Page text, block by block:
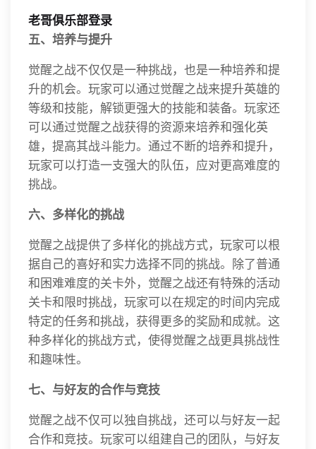
老哥俱乐部登录
五、培养与提升
觉醒之战不仅仅是一种挑战，也是一种培养和提
升的机会。玩家可以通过觉醒之战来提升英雄的
等级和技能，解锁更强大的技能和装备。玩家还
可以通过觉醒之战获得的资源来培养和强化英
雄，提高其战斗能力。通过不断的培养和提升，
玩家可以打造一支强大的队伍，应对更高难度的
挑战。
六、多样化的挑战
觉醒之战提供了多样化的挑战方式，玩家可以根
据自己的喜好和实力选择不同的挑战。除了普通
和困难难度的关卡外，觉醒之战还有特殊的活动
关卡和限时挑战，玩家可以在规定的时间内完成
特定的任务和挑战，获得更多的奖励和成就。这
种多样化的挑战方式，使得觉醒之战更具挑战性
和趣味性。
七、与好友的合作与竞技
觉醒之战不仅可以独自挑战，还可以与好友一起
合作和竞技。玩家可以组建自己的团队，与好友